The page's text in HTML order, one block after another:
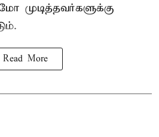
முடித்தவர்களுக்கு
Read More